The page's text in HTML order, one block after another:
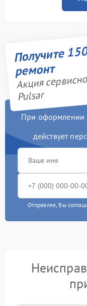
Получите
ремонт
Акция
Pulsar
При оформлении
действует
Отправляя, Вы